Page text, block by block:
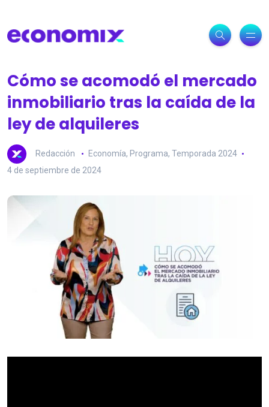
Cómo se acomodó el mercado
inmobiliario tras la caída de la
ley de alquileres
Redacción Economía, Programa, Temporada 2024
4 de septiembre de 2024